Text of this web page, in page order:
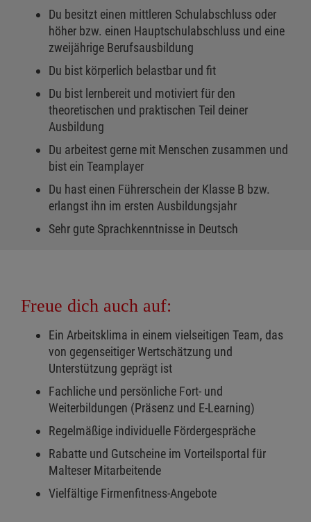
Du besitzt einen mittleren Schulabschluss oder
höher bzw. einen Hauptschulabschluss und eine
zweijährige Berufsausbildung
Du bist körperlich belastbar und fit
Du bist lernbereit und motiviert für den
theoretischen und praktischen Teil deiner
Ausbildung
Du arbeitest gerne mit Menschen zusammen und
bist ein Teamplayer
Du hast einen Führerschein der Klasse B bzw.
erlangst ihn im ersten Ausbildungsjahr
Sehr gute Sprachkenntnisse in Deutsch
Freue dich auch auf:
Ein Arbeitsklima in einem vielseitigen Team, das
von gegenseitiger Wertschätzung und
Unterstützung geprägt ist
Fachliche und persönliche Fort- und
Weiterbildungen (Präsenz und E-Learning)
Regelmäßige individuelle Fördergespräche
Rabatte und Gutscheine im Vorteilsportal für
Malteser Mitarbeitende
Vielfältige Firmenfitness-Angebote